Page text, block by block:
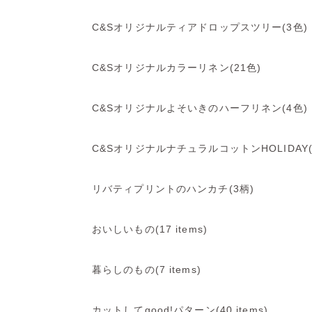
C&Sオリジナルティアドロップスツリー(3色)
C&Sオリジナルカラーリネン(21色)
C&Sオリジナルよそいきのハーフリネン(4色)
C&Sオリジナルナチュラルコットン
リバティプリントのハンカチ(3柄)
おいしいもの(17 items)
暮らしのもの(7 items)